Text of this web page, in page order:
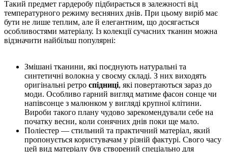
Такий предмет гардеробу підбирається в залежності від
температурного режиму весняних днів. При цьому виріб має
бути не лише теплим, але й елегантним, що досягається
особливостями матеріалу. Із колекції сучасних тканин можна
відзначити найбільш популярні:
Змішані тканини, які поєднують натуральні та
синтетичні волокна у своєму складі. З них виходять
оригінальні ретро спідниці, які повертаються зараз до
моди. Особливо гарний вигляд матиме фасон сонце чи
напівсонце з малюнком у вигляді крупної клітини.
Вироби такого плану чудово зарекомендували себе на
початку весни, коли сонячних днів поки ще мало.
Поліестер — стильний та практичний матеріал, який
пропонується користувачам у різній фактурі. Свого часу
цей вид матеріалу був створений спеціально для